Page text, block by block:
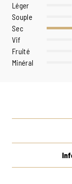
Léger
Souple
Sec
Vif
Fruité
Minéral